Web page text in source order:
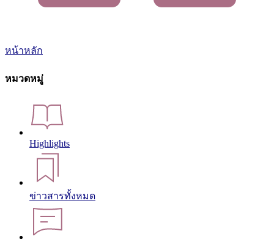
หน้าหลัก
หมวดหมู่
Highlights
ข่าวสารทั้งหมด